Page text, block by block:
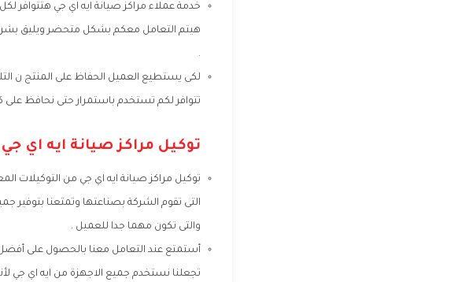
خدمة عملاء مراكز صيانة ايه اي جي هتتوافر
هيتم التعامل معكم بشكل متحضر ويليق
.
لكى يستطيع العميل الحفاظ على المنتج ن
تتوافر لكم تستخدم باستمرار حتى نحافظ على
توكيل مراكز صيانة ايه اي جي
توكيل مراكز صيانة ايه اي جي من التوكيلات
التى تقوم الشركة بصناعتها وتمتعنا بتوفير
والتى تكون مهما جدا للعميل .
أستمتع عند التعامل معنا بالحصول على أفضل
تجعلنا نستخدم جميع الاجهزة من ايه اي جي